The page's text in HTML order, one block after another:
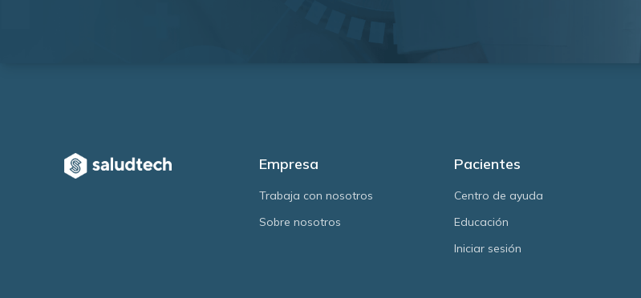
Empresa
Trabaja con nosotros
Sobre nosotros
Pacientes
Centro de ayuda
Educación
Iniciar sesión